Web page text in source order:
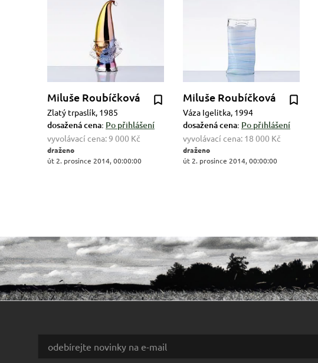
Miluše Roubíčková
Zlatý trpaslík, 1985
dosažená cena: Po přihlášení
vyvolávací cena:9 000 Kč
draženo
út 2. prosince 2014, 00:00:00
Miluše Roubíčková
Váza Igelitka, 1994
dosažená cena: Po přihlášení
vyvolávací cena: 18 000 Kč
draženo
út 2. prosince 2014, 00:00:00